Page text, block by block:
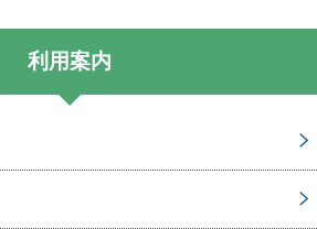
利用案内